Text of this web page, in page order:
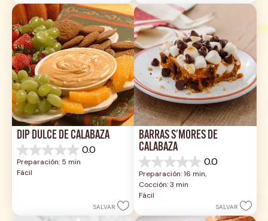
DIP DULCE DE CALABAZA
0.0
0.0
de
5
Preparación: 5 min
Fácil
SALVAR
BARRAS S'MORES DE
CALABAZA
0.0
0.0
de
5
estrellas.
Preparación: 16 min,
Cocción: 3 min
Fácil
SALVAR